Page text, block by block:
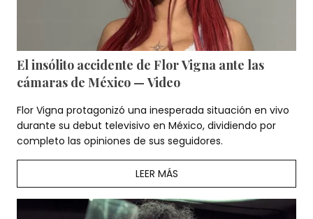
El insólito accidente de Flor Vigna ante las
cámaras de México — Video
Flor Vigna protagonizó una inesperada situación en vivo
durante su debut televisivo en México, dividiendo por
completo las opiniones de sus seguidores.
LEER MÁS